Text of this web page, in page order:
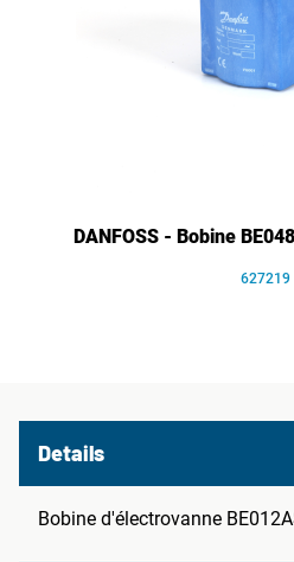
DANFOSS - Bobine
627219
Details
Bobine d'électrovanne